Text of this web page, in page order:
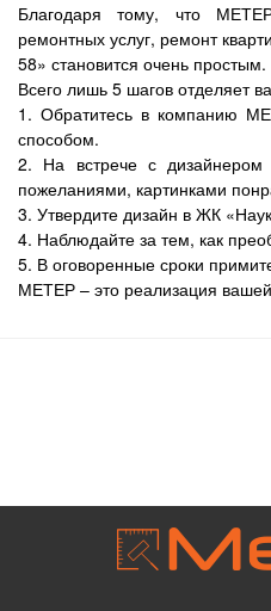
Благодаря тому, что
ремонтных услуг, ремонт
58» становится очень простым.
Всего лишь 5 шагов отделяет
1. Обратитесь в компанию
способом.
2. На встрече с дизайнером
пожеланиями, картинками
3. Утвердите дизайн в ЖК
4. Наблюдайте за тем, как
5. В оговоренные сроки
МЕТЕР – это реализация